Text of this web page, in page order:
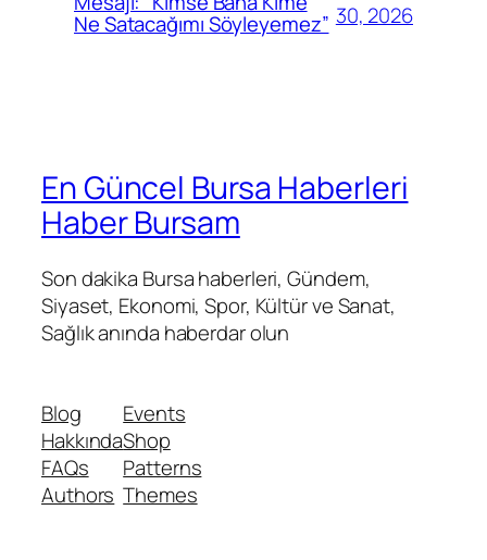
Ne Satacağımı Söyleyemez” 30, 2026
En Güncel Bursa Haberleri
Haber Bursam
Son dakika Bursa haberleri, Gündem,
Siyaset, Ekonomi, Spor, Kültür ve Sanat,
Sağlık anında haberdar olun
Blog
Hakkında
FAQs
Authors
Events
Shop
Patterns
Themes